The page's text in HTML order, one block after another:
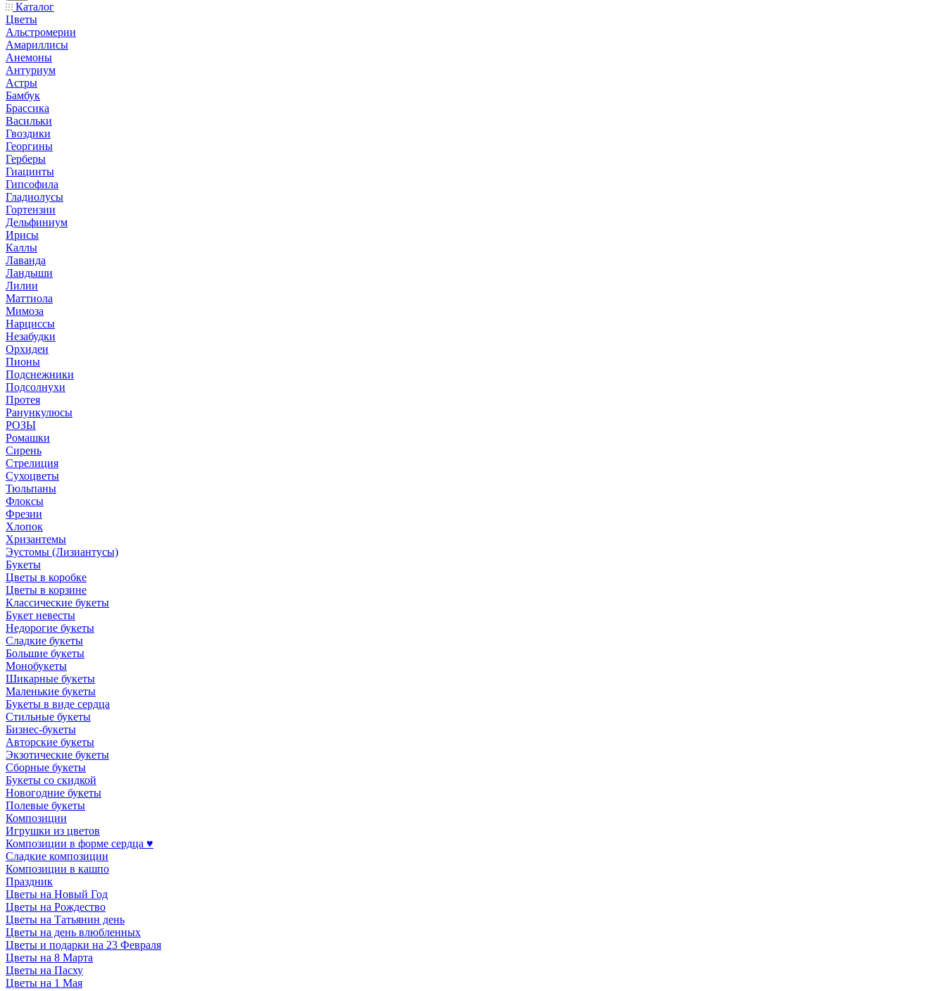
Каталог
Цветы
Альстромерии
Амариллисы
Анемоны
Антуриум
Астры
Бамбук
Брассика
Васильки
Гвоздики
Георгины
Герберы
Гиацинты
Гипсофила
Гладиолусы
Гортензии
Дельфиниум
Ирисы
Каллы
Лаванда
Ландыши
Лилии
Маттиола
Мимоза
Нарциссы
Незабудки
Орхидеи
Пионы
Подснежники
Подсолнухи
Протея
Ранункулюсы
РОЗЫ
Ромашки
Сирень
Стрелиция
Сухоцветы
Тюльпаны
Флоксы
Фрезии
Хлопок
Хризантемы
Эустомы (Лизиантусы)
Букеты
Цветы в коробке
Цветы в корзине
Классические букеты
Букет невесты
Недорогие букеты
Сладкие букеты
Большие букеты
Монобукеты
Шикарные букеты
Маленькие букеты
Букеты в виде сердца
Стильные букеты
Бизнес-букеты
Авторские букеты
Экзотические букеты
Сборные букеты
Букеты со скидкой
Новогодние букеты
Полевые букеты
Композиции
Игрушки из цветов
Композиции в форме сердца ♥
Сладкие композиции
Композиции в кашпо
Праздник
Цветы на Новый Год
Цветы на Рождество
Цветы на Татьянин день
Цветы на день влюбленных
Цветы и подарки на 23 Февраля
Цветы на 8 Марта
Цветы на Пасху
Цветы на 1 Мая